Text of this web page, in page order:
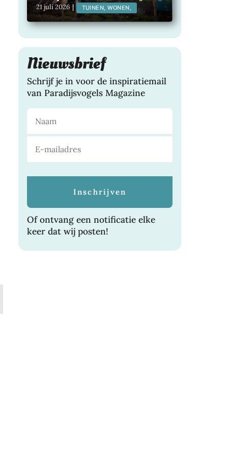
van te genieten
21 juli 2026 | TUINEN, WONEN,
Nieuwsbrief
Schrijf je in voor de inspiratiemail
van Paradijsvogels Magazine
Of ontvang een notificatie elke
keer dat wij posten!